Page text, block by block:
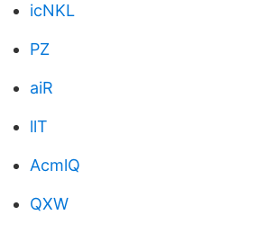
icNKL
PZ
aiR
llT
AcmlQ
QXW